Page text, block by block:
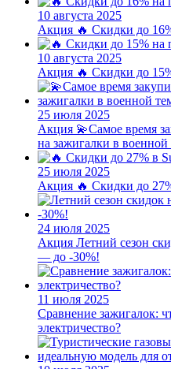
10 августа 2025
Акция 🔥 Скидки до
10 августа 2025
Акция 🔥 Скидки до
25 июля 2025
Акция 💫Самое время
на зажигалки в военной
25 июля 2025
Акция 🔥 Скидки до
24 июля 2025
Акция Летний сезон
— до -30%!
11 июля 2025
Сравнение зажигалок:
электричество?